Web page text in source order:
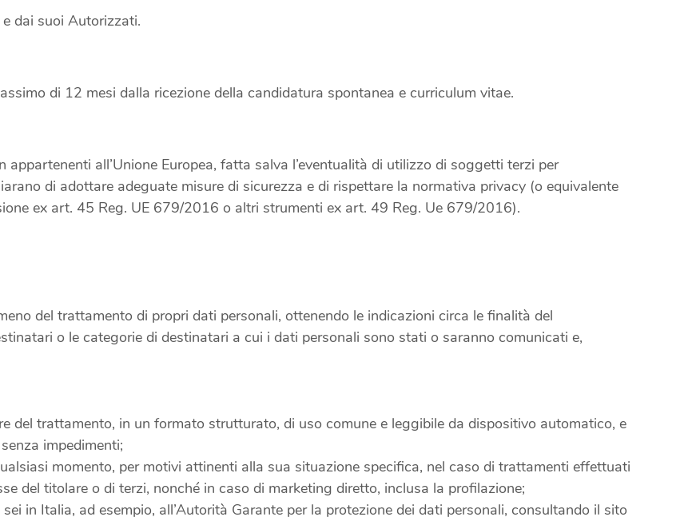
dai suoi Autorizzati.
di 12 mesi dalla ricezione della candidatura spontanea e curriculum vitae.
all’Unione Europea, fatta salva l’eventualità di utilizzo di soggetti terzi per
di adottare adeguate misure di sicurezza e di rispettare la normativa privacy (o equivalente
ex art. 45 Reg. UE 679/2016 o altri strumenti ex art. 49 Reg. Ue 679/2016).
del trattamento di propri dati personali, ottenendo le indicazioni circa le finalità del
o le categorie di destinatari a cui i dati personali sono stati o saranno comunicati e,
del trattamento, in un formato strutturato, di uso comune e leggibile da dispositivo automatico, e
impedimenti;
momento, per motivi attinenti alla sua situazione specifica, nel caso di trattamenti effettuati
del titolare o di terzi, nonché in caso di marketing diretto, inclusa la profilazione;
in Italia, ad esempio, all’Autorità Garante per la protezione dei dati personali, consultando il sito